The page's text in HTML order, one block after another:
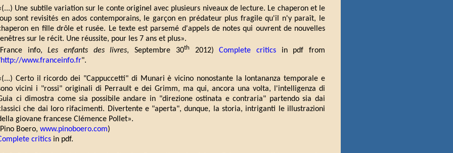
Une subtile variation sur le conte originel avec plusieurs niveaux de lecture. Le chaperon et le
sont revisités en ados contemporains, le garçon en prédateur plus fragile qu'il n'y paraît, le
en fille drôle et rusée. Le texte est parsemé d'appels de notes qui ouvrent de nouvelles
sur le récit. Une réussite, pour les 7 ans et plus».
info,Les enfants des livres, Septembre 30th 2012)Complete criticsin pdf from
http://www.franceinfo.fr".
Certo il ricordo dei "Cappuccetti" di Munari è vicino nonostante la lontananza temporale e
vicini i "rossi" originali di Perrault e dei Grimm, ma qui, ancora una volta, l'intelligenza di
ci dimostra come sia possibile andare in "direzione ostinata e contraria" partendo sia dai
che dai loro rifacimenti. Divertente e "aperta", dunque, la storia, intriganti le illustrazioni
giovane francese Clémence Pollet».
Boero, www.pinoboero.com)
critics in pdf.